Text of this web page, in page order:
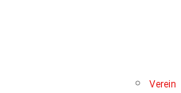
Verein